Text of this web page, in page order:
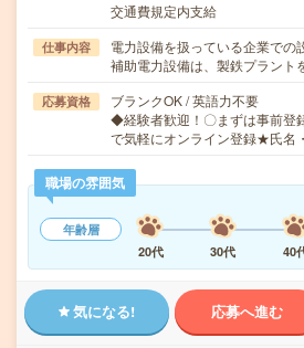
交通費規定内支給
仕事内容
電力設備を扱っている企業での
補助電力設備は、製鉄プラン
応募資格
ブランクOK / 英語力不要
◆経験者歓迎！〇まずは事前登
で気軽にオンライン登録★氏名
職場の雰囲気
年齢層
20代
30代 40
気になる! 応募へ進む